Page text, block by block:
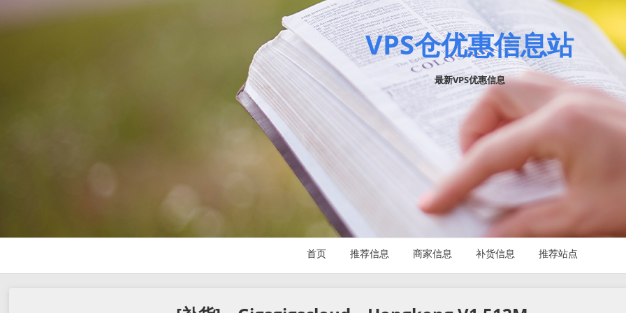
VPS仓优惠信息站
最新VPS优惠信息
首页 推荐信息 商家信息 补货信息 推荐站点